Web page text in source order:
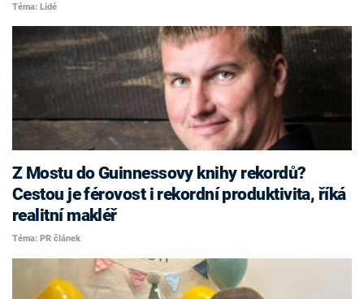
Téma: Lidé
Z Mostu do Guinnessovy knihy rekordů?
Cestou je férovost i rekordní produktivita, říká
realitní makléř
Téma: PR článek